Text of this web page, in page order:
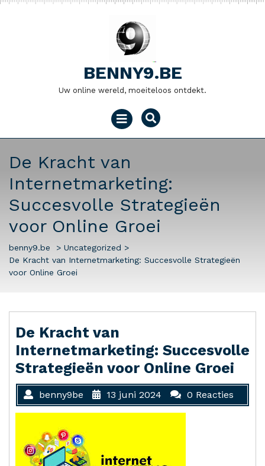
Naar
BENNY9.BE
Uw online wereld, moeiteloos ontdekt.
Menu
openen
De Kracht van
Internetmarketing:
Succesvolle Strategieën
voor Online Groei
benny9.be > Uncategorized >
De Kracht van Internetmarketing: Succesvolle Strategieën
voor Online Groei
De Kracht van
Internetmarketing: Succesvolle
Strategieën voor Online Groei
benny9be 13 juni 2024 0 Reacties